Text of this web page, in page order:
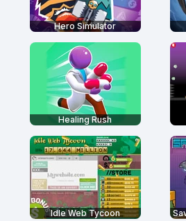
Hero Simulator
Healing Rush
Idle Web Tycoon